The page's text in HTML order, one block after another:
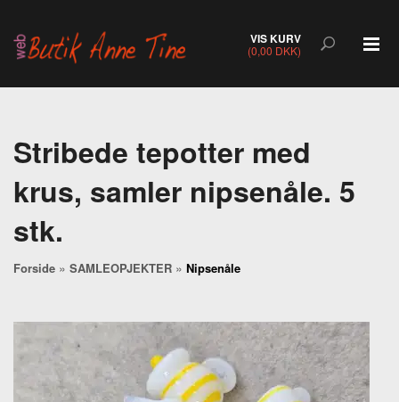
VIS KURV
(0,00 DKK)
Stribede tepotter med
krus, samler nipsenåle. 5
stk.
Forside » SAMLEOPJEKTER » Nipsenåle